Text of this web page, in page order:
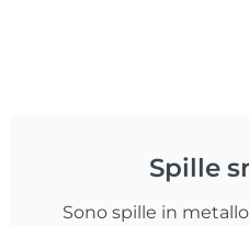
Spille
Sono spille in